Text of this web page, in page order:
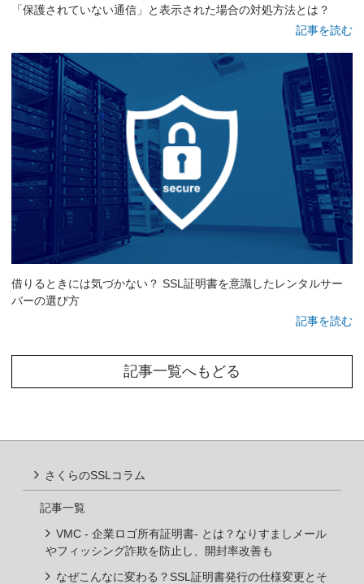
「保護されていない通信」と表示された場合の対処方法とは？
記事を読む
借りるときには気づかない？ SSL証明書を意識したレンタルサー
バーの選び方
記事を読む
記事一覧へもどる
さくらのSSLコラム
記事一覧
VMC - 企業ロゴ所有証明書- とは？なりすましメール
やフィッシング詐欺を防止し、開封率改善も
なぜこんなに変わる？SSL証明書発行の仕様変更とそ